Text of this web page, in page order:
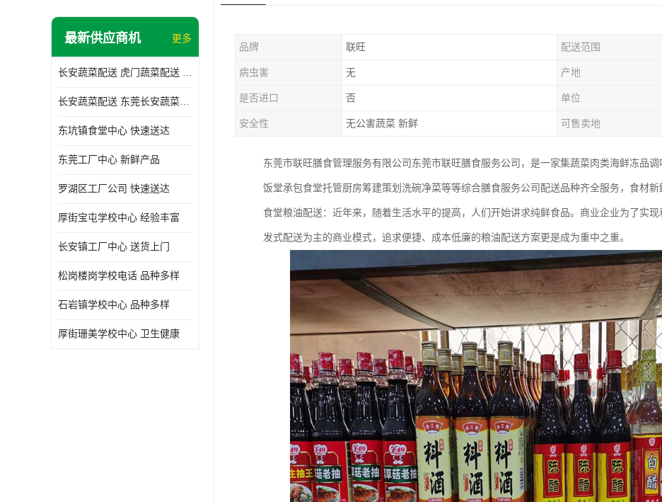
长安蔬菜配送
最新供应商机 更多
长安蔬菜配送 虎门蔬菜配送 厚街蔬菜配送 大朗蔬菜配送
长安蔬菜配送 东莞长安蔬菜配送哪家好
东坑镇食堂中心 快速送达
东莞工厂中心 新鲜产品
罗湖区工厂公司 快速送达
厚街宝屯学校中心 经验丰富
长安镇工厂中心 送货上门
松岗楼岗学校电话 品种多样
石岩镇学校中心 品种多样
厚街珊美学校中心 卫生健康
品牌 联旺 配送范围
病虫害 无 产地
是否进口 否 单位
安全性 无公害蔬菜 新鲜 可售卖地
东莞市联旺膳食管理服务有限公司东莞市联旺膳食服务公司，是一家集蔬菜肉类海鲜冻品
饭堂承包食堂托管厨房筹建策划洗碗净菜等等综合膳食服务公司配送品种齐全服务，食材新
食堂粮油配送：近年来，随着生活水平的提高，人们开始讲求纯鲜食品。商业企业为了实
发式配送为主的商业模式，追求便捷、成本低廉的粮油配送方案更是成为重中之重。